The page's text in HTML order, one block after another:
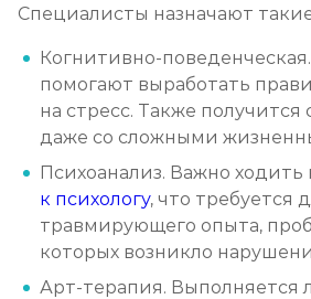
Специалисты назначают
Когнитивно-
помогают выработать
на стресс. Также получится
даже со сложными
Психоанализ. Важно ходить
к психологу, что требуется
травмирующего опыта,
которых возникло
Арт-терапия. Выполняется